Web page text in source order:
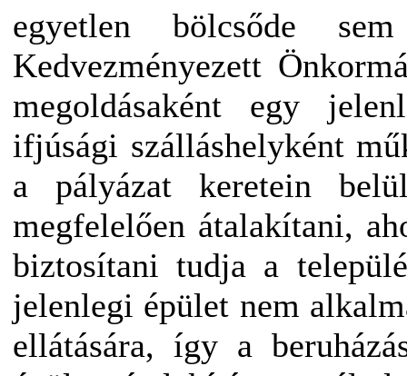
egyetlen bölcsőde
Kedvezményezett
megoldásaként egy
ifjúsági szálláshelyként
a pályázat keretein
megfelelően átalakítani,
biztosítani tudja a
jelenlegi épület nem
ellátására, így a